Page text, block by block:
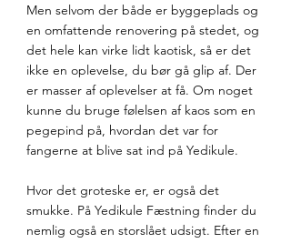
Men selvom der både er byggeplads og
en omfattende renovering på stedet, og
det hele kan virke lidt kaotisk, så er det
ikke en oplevelse, du bør gå glip af. Der
er masser af oplevelser at få. Om noget
kunne du bruge følelsen af kaos som en
pegepind på, hvordan det var for
fangerne at blive sat ind på Yedikule.
Hvor det groteske er, er også det
smukke. På Yedikule Fæstning finder du
nemlig også en storslået udsigt. Efter en